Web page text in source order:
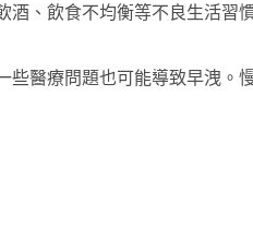
酒、飲食不均衡等不良生活習
些醫療問題也可能導致早洩。